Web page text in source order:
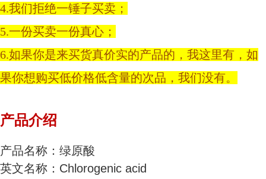
4.我们拒绝一锤子买卖；
5.一份买卖一份真心；
6.如果你是来买货真价实的产品的，我这里有，如
果你想购买低价格低含量的次品，我们没有。
产品介绍
产品名称：绿原酸
英文名称：Chlorogenic acid